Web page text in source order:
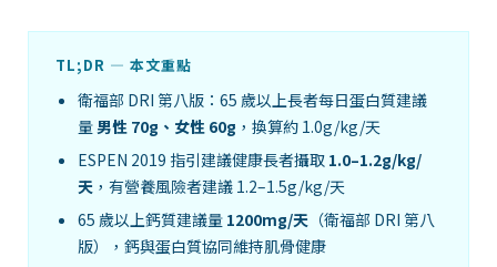
TL;DR — 本文重點
衛福部 DRI 第八版：65 歲以上長者每日蛋白質建議
量男性 70g、女性 60g ，換算約 1.0g/kg/天
ESPEN 2019 指引建議健康長者攝取 1.0–1.2g/kg/
天 ，有營養風險者建議 1.2–1.5g/kg/天
65 歲以上鈣質建議量 1200mg/天 （衛福部 DRI 第八
版），鈣與蛋白質協同維持肌骨健康